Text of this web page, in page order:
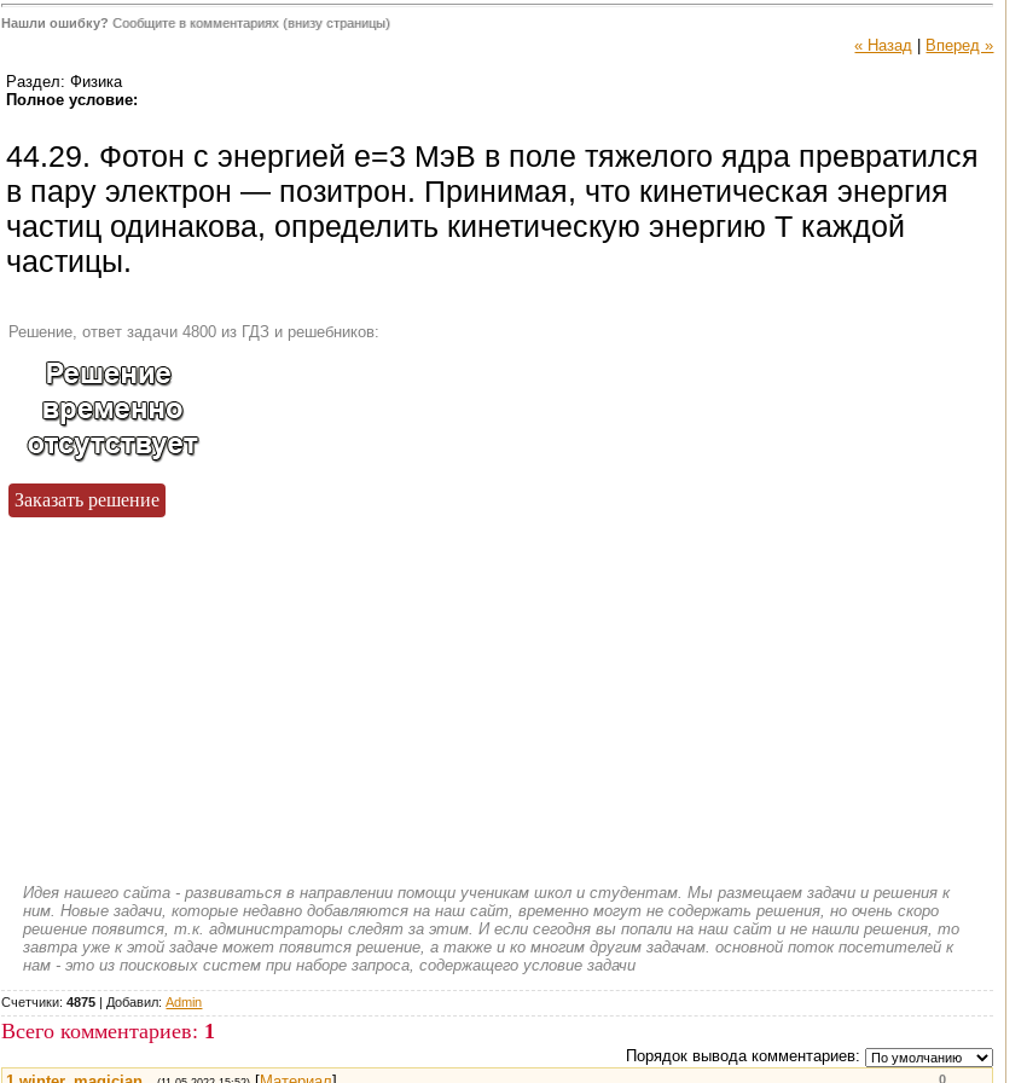
Нашли ошибку? Сообщите в комментариях (внизу страницы)
« Назад
Вперед »
Раздел: Физика
Полное условие:
44.29. Фотон с энергией e=3 МэВ в поле тяжелого ядра превратился
в пару электрон — позитрон. Принимая, что кинетическая энергия
частиц одинакова, определить кинетическую энергию T каждой
частицы.
Решение, ответ задачи 4800 из ГДЗ и решебников:
Заказать решение
Идея нашего сайта - развиваться в направлении помощи ученикам школ и студентам. Мы размещаем задачи и решения к
ним. Новые задачи, которые недавно добавляются на наш сайт, временно могут не содержать решения, но очень скоро
решение появится, т.к. администраторы следят за этим. И если сегодня вы попали на наш сайт и не нашли решения, то
завтра уже к этой задаче может появится решение, а также и ко многим другим задачам. основной поток посетителей к
нам - это из поисковых систем при наборе запроса, содержащего условие задачи
Счетчики:4875 | Добавил:Admin
Всего комментариев: 1
Порядок вывода комментариев:
0